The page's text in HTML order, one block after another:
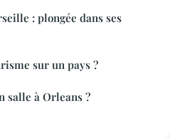
: plongée dans ses
sur un pays ?
salle à Orleans ?